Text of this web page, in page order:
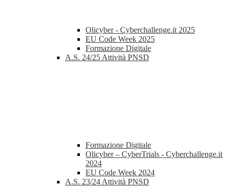
Olicyber - Cyberchallenge.it 2025
EU Code Week 2025
Formazione Digitale
A.S. 24/25 Attività PNSD
Formazione Digitale
Olicyber – CyberTrials - Cyberchallenge.it
2024
EU Code Week 2024
A.S. 23/24 Attività PNSD